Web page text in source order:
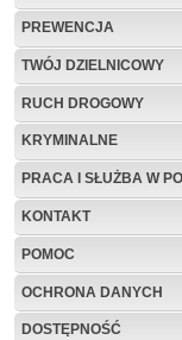
PREWENCJA
TWÓJ DZIELNICOWY
RUCH DROGOWY
KRYMINALNE
PRACA I SŁUŻBA W
KONTAKT
POMOC
OCHRONA DANYCH
DOSTĘPNOŚĆ